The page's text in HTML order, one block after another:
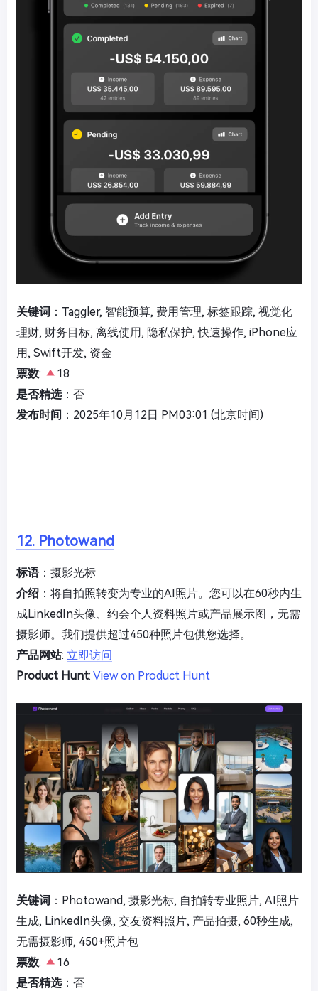
关键词 ：Taggler, 智能预算, 费用管理, 标签跟踪, 视觉化
理财, 财务目标, 离线使用, 隐私保护, 快速操作, iPhone应
用, Swift开发, 资金
票数:
18
是否精选：否
发布时间 ：2025年10月12日 PM03:01 (北京时间)
12. Photowand
标语：摄影光标
介绍 ：将自拍照转变为专业的AI照片。您可以在60秒内生
成LinkedIn头像、约会个人资料照片或产品展示图，无需
摄影师。我们提供超过450种照片包供您选择。
产品网站: 立即访问
Product Hunt: View on Product Hunt
关键词 ：Photowand, 摄影光标, 自拍转专业照片, AI照片
生成, LinkedIn头像, 交友资料照片, 产品拍摄, 60秒生成,
无需摄影师, 450+照片包
票数:
16
是否精选：否